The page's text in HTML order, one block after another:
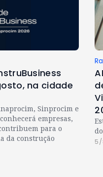
na cidade
Sinprocim e
empresas,
para o
da construção